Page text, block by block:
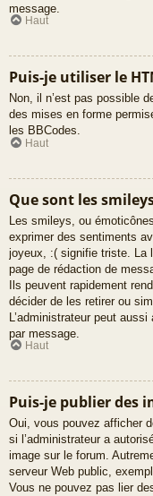
message.
Haut
Puis-je utiliser le
Non, il n’est pas possible
des mises en forme
les BBCodes.
Haut
Que sont les
Les smileys, ou
exprimer des sentiments
joyeux, :( signifie triste. La
page de rédaction de
Ils peuvent rapidement
décider de les retirer ou
L’administrateur peut
par message.
Haut
Puis-je publier des
Oui, vous pouvez afficher
si l’administrateur a
image sur le forum.
serveur Web public,
Vous ne pouvez pas lier